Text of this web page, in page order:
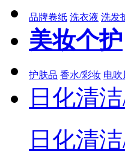
品牌卷纸 洗衣液 洗发
美妆个护
护肤品 香水/彩妆 电吹
日化清
日化清